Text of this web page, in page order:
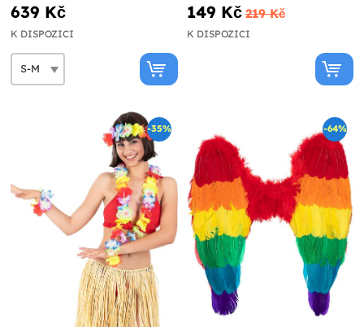
639 Kč
K DISPOZICI
149 Kč 219 Kč
K DISPOZICI
-35% -64%